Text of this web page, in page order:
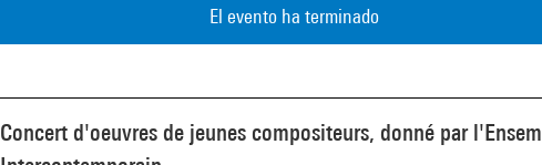
El evento ha terminado
Concert d'oeuvres de jeunes compositeurs, donné par